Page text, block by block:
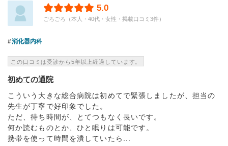
5.0
ごろごろ（本人・40代・女性・掲載口コミ3件）
消化器内科
この口コミは受診から5年以上経過しています。
初めての通院
こういう大きな総合病院は初めてで緊張しましたが、担当の
先生が丁寧で好印象でした。
ただ、待ち時間が、とてつもなく長いです。
何か読むものとか、ひと眠りは可能です。
携帯を使って時間を潰していたら...